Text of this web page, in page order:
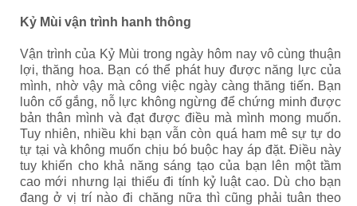
Kỷ Mùi vận trình hanh thông
Vận trình của Kỷ Mùi trong ngày hôm nay vô cùng thuận
lợi, thăng hoa. Bạn có thể phát huy được năng lực của
mình, nhờ vậy mà công việc ngày càng thăng tiến. Bạn
luôn cố gắng, nỗ lực không ngừng để chứng minh được
bản thân mình và đạt được điều mà mình mong muốn.
Tuy nhiên, nhiều khi bạn vẫn còn quá ham mê sự tự do
tự tại và không muốn chịu bó buộc hay áp đặt. Điều này
tuy khiến cho khả năng sáng tạo của bạn lên một tầm
cao mới nhưng lại thiếu đi tính kỷ luật cao. Dù cho bạn
đang ở vị trí nào đi chăng nữa thì cũng phải tuân theo